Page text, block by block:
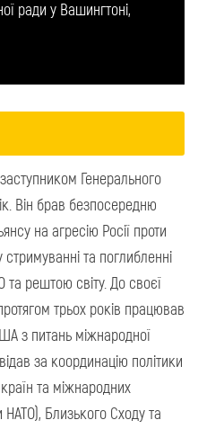
ради у Вашингтоні,
Генерального
Він брав безпосередню
на агресію Росії проти
стримуванні та поглибленні
та рештою світу. До своєї
трьох років працював
з питань міжнародної
за координацію політики
та міжнародних
Близького Сходу та